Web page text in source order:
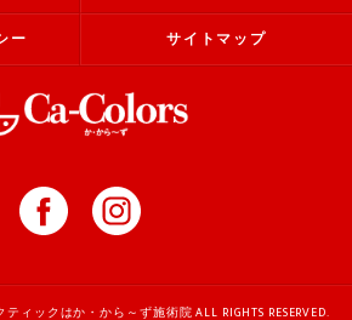
ー サイトマップ
ィックはか・から～ず施術院 ALL RIGHTS RESERVED.